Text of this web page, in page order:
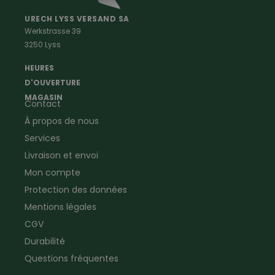
Vêtements de peintre
Vêtements de menuisier
Vêtements d'ouvrier
Ramoneur
Vêtements de signalisation
Jardinage
Plombier
Electricien
Vêtements d'entreprise
URECH LYSS VERSAND SA
Werkstrasse 39
3250 Lyss
HEURES
D'OUVERTURE
MAGASIN
Contact
À propos de nous
Services
Livraison et envoi
Mon compte
Protection des données
Mentions légales
CGV
Durabilité
Questions fréquentes